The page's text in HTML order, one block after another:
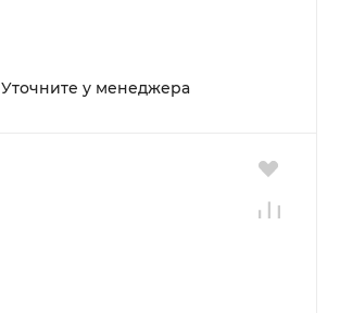
Уточните у менеджера